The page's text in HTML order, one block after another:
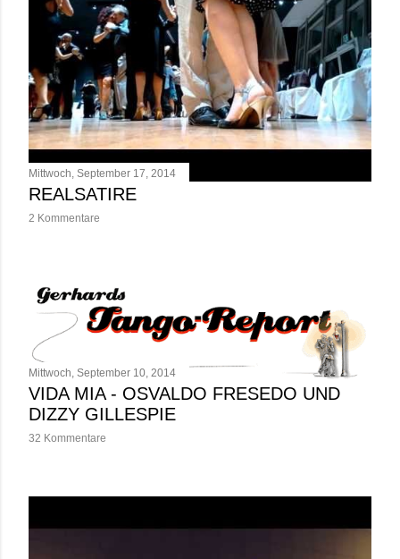
Mittwoch, September 17, 2014
REALSATIRE
2 Kommentare
Mittwoch, September 10, 2014
VIDA MIA - OSVALDO FRESEDO UND
DIZZY GILLESPIE
32 Kommentare